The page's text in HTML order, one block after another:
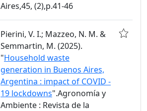
Aires,45, (2),p.41-46
Pierini, V. I.; Mazzeo, N. M. &
Semmartin, M. (2025).
"Household waste
generation in Buenos Aires,
Argentina : impact of COVID -
19 lockdowns".Agronomía y
Ambiente : Revista de la